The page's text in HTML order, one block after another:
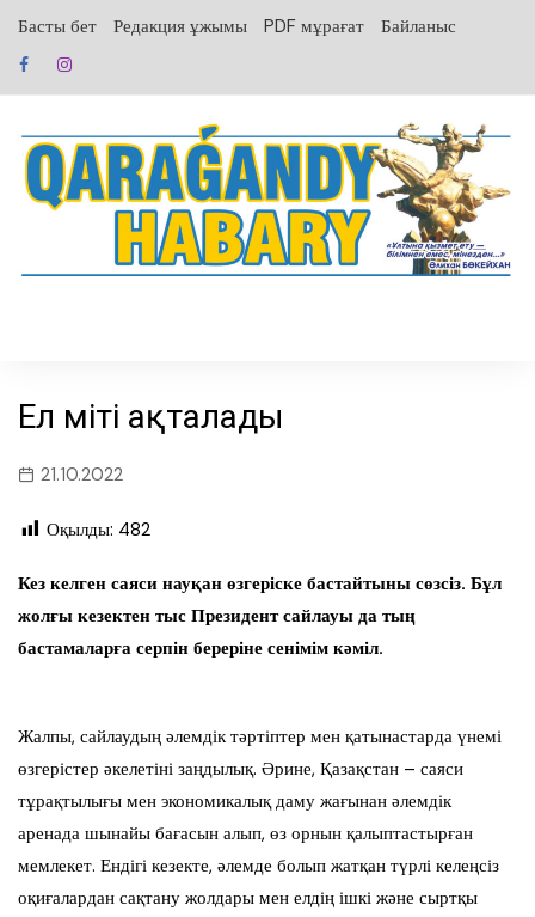
содержанию
Басты бет Редакция ұжымы PDF мұрағат Байланыс
Ел үміті ақталады
21.10.2022
Оқылды: 482
Кез келген саяси науқан өзгеріске бастайтыны сөзсіз. Бұл
жолғы кезектен тыс Президент сайлауы да тың
бастамаларға серпін береріне сенімім кәміл.
Жалпы, сайлаудың әлемдік тәртіптер мен қатынастарда үнемі
өзгерістер әкелетіні заңдылық. Әрине, Қазақстан – саяси
тұрақтылығы мен экономикалық даму жағынан әлемдік
аренада шынайы бағасын алып, өз орнын қалыптастырған
мемлекет. Ендігі кезекте, әлемде болып жатқан түрлі келеңсіз
оқиғалардан сақтану жолдары мен елдің ішкі және сыртқы